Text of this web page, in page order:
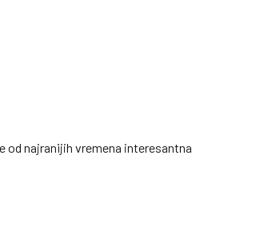
od najranijih vremena interesantna